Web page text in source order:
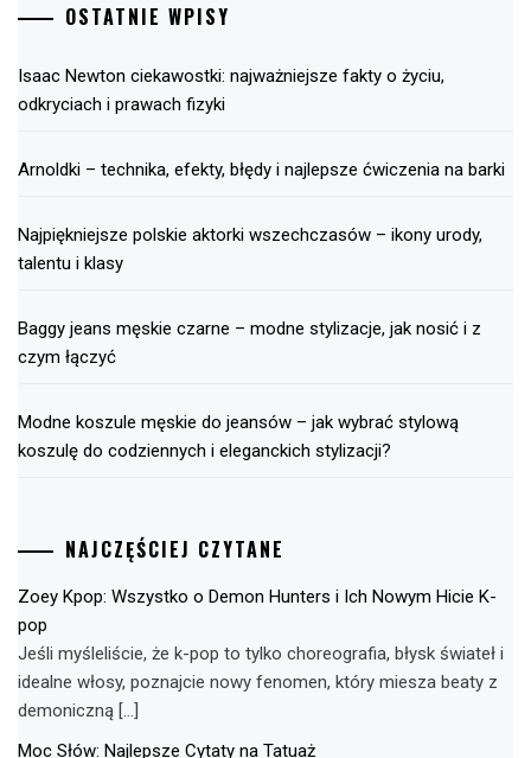
OSTATNIE WPISY
Isaac Newton ciekawostki: najważniejsze fakty o życiu,
odkryciach i prawach fizyki
Arnoldki – technika, efekty, błędy i najlepsze ćwiczenia na barki
Najpiękniejsze polskie aktorki wszechczasów – ikony urody,
talentu i klasy
Baggy jeans męskie czarne – modne stylizacje, jak nosić i z
czym łączyć
Modne koszule męskie do jeansów – jak wybrać stylową
koszulę do codziennych i eleganckich stylizacji?
NAJCZĘŚCIEJ CZYTANE
Zoey Kpop: Wszystko o Demon Hunters i Ich Nowym Hicie K-
pop
Jeśli myśleliście, że k-pop to tylko choreografia, błysk świateł i
idealne włosy, poznajcie nowy fenomen, który miesza beaty z
demoniczną […]
Moc Słów: Najlepsze Cytaty na Tatuaż